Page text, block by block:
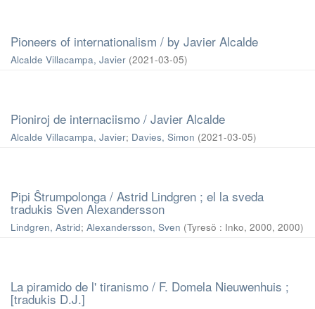
Pioneers of internationalism / by Javier Alcalde
Alcalde Villacampa, Javier (2021-03-05)
Pioniroj de internaciismo / Javier Alcalde
Alcalde Villacampa, Javier; Davies, Simon (2021-03-05)
Pipi Ŝtrumpolonga / Astrid Lindgren ; el la sveda
tradukis Sven Alexandersson
Lindgren, Astrid; Alexandersson, Sven (Tyresö : Inko, 2000, 2000)
La piramido de l' tiranismo / F. Domela Nieuwenhuis ;
[tradukis D.J.]